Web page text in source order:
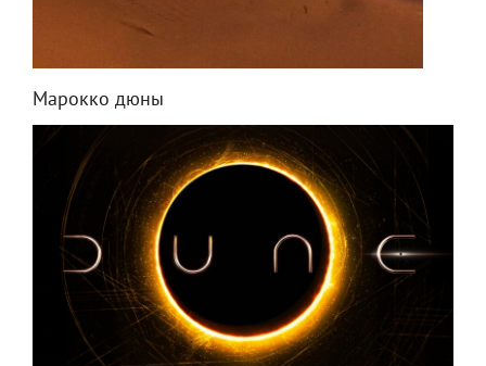
Марокко дюны